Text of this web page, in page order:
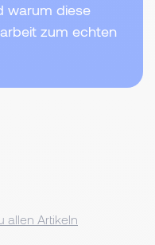
warum diese
zum echten
allen Artikeln